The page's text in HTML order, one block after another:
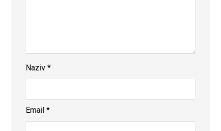
Naziv*
Email*